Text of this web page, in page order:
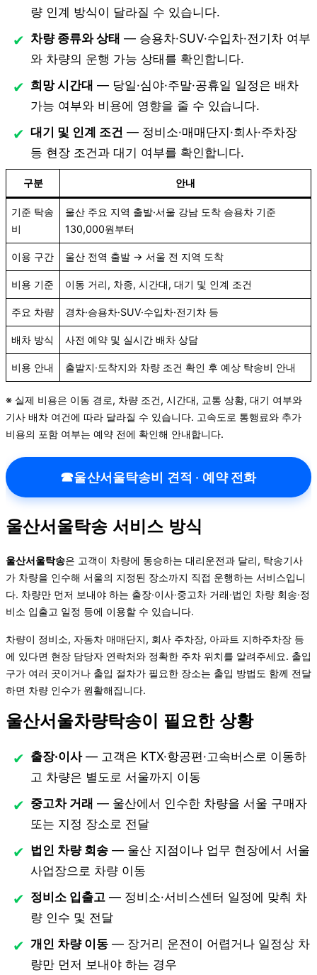
량 인계 방식이 달라질 수 있습니다.
차량 종류와 상태 — 승용차·SUV·수입차·전기차 여부
와 차량의 운행 가능 상태를 확인합니다.
희망 시간대 — 당일·심야·주말·공휴일 일정은 배차
가능 여부와 비용에 영향을 줄 수 있습니다.
대기 및 인계 조건 — 정비소·매매단지·회사·주차장
등 현장 조건과 대기 여부를 확인합니다.
구분 안내
기준 탁송
비
울산 주요 지역 출발·서울 강남 도착 승용차 기준
130,000원부터
이용 구간 울산 전역 출발 → 서울 전 지역 도착
비용 기준 이동 거리, 차종, 시간대, 대기 및 인계 조건
주요 차량 경차·승용차·SUV·수입차·전기차 등
배차 방식 사전 예약 및 실시간 배차 상담
비용 안내 출발지·도착지와 차량 조건 확인 후 예상 탁송비 안내
※ 실제 비용은 이동 경로, 차량 조건, 시간대, 교통 상황, 대기 여부와
기사 배차 여건에 따라 달라질 수 있습니다. 고속도로 통행료와 추가
비용의 포함 여부는 예약 전에 확인해 안내합니다.
☎울산서울탁송비 견적 · 예약 전화
울산서울탁송 서비스 방식
울산서울탁송은 고객이 차량에 동승하는 대리운전과 달리, 탁송기사
가 차량을 인수해 서울의 지정된 장소까지 직접 운행하는 서비스입니
다. 차량만 먼저 보내야 하는 출장·이사·중고차 거래·법인 차량 회송·정
비소 입출고 일정 등에 이용할 수 있습니다.
차량이 정비소, 자동차 매매단지, 회사 주차장, 아파트 지하주차장 등
에 있다면 현장 담당자 연락처와 정확한 주차 위치를 알려주세요. 출입
구가 여러 곳이거나 출입 절차가 필요한 장소는 출입 방법도 함께 전달
하면 차량 인수가 원활해집니다.
울산서울차량탁송이 필요한 상황
출장·이사— 고객은 KTX·항공편·고속버스로 이동하
고 차량은 별도로 서울까지 이동
중고차 거래 — 울산에서 인수한 차량을 서울 구매자
또는 지정 장소로 전달
법인 차량 회송 — 울산 지점이나 업무 현장에서 서울
사업장으로 차량 이동
정비소 입출고 — 정비소·서비스센터 일정에 맞춰 차
량 인수 및 전달
개인 차량 이동 — 장거리 운전이 어렵거나 일정상 차
량만 먼저 보내야 하는 경우